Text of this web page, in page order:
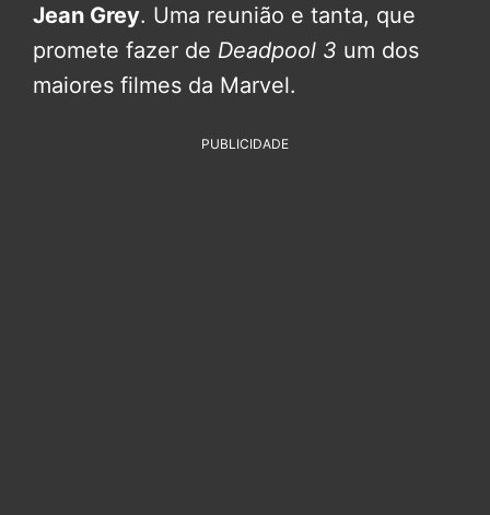
Jean Grey. Uma reunião e tanta, que
promete fazer de Deadpool 3 um dos
maiores filmes da Marvel.
PUBLICIDADE